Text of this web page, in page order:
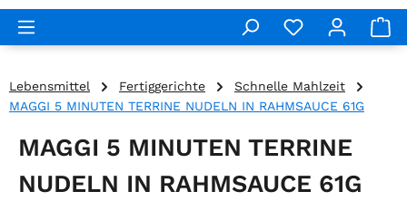
Lebensmittel Fertiggerichte
Schnelle Mahlzeit
MAGGI 5 MINUTEN TERRINE NUDELN IN RAHMSAUCE 61G
MAGGI 5 MINUTEN TERRINE
NUDELN IN RAHMSAUCE 61G